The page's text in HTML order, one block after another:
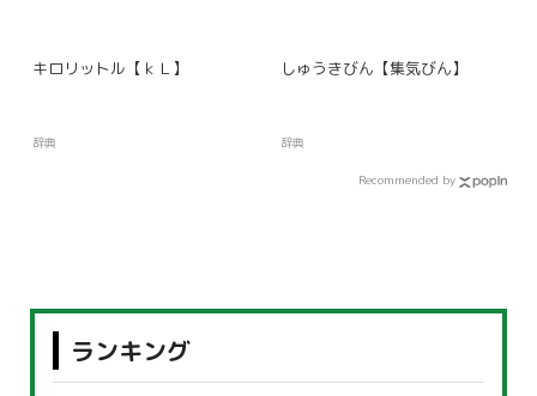
キロリットル【ｋＬ】
辞典
しゅうきびん【集気びん】
辞典
Recommended by
ランキング